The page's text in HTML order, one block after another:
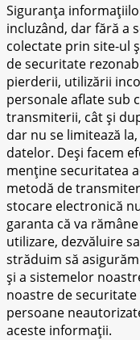
Siguranța
incluzând, dar fără a
colectate prin site-ul
de securitate
pierderii, utilizării
personale aflate sub
transmiterii, cât și
dar nu se limitează
datelor. Deși facem
menține securitatea
metodă de
stocare electronică
garanta că va
utilizare, dezvăluire
străduim să
și a sistemelor
noastre de securitate
persoane
aceste informații.